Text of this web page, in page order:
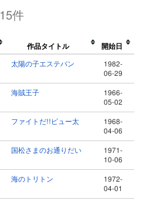
15件
作品タイトル 開始日
太陽の子エステバン
1982-
06-29
海賊王子
1966-
05-02
ファイトだ!!ピュー太
1968-
04-06
国松さまのお通りだい
1971-
10-06
海のトリトン
1972-
04-01